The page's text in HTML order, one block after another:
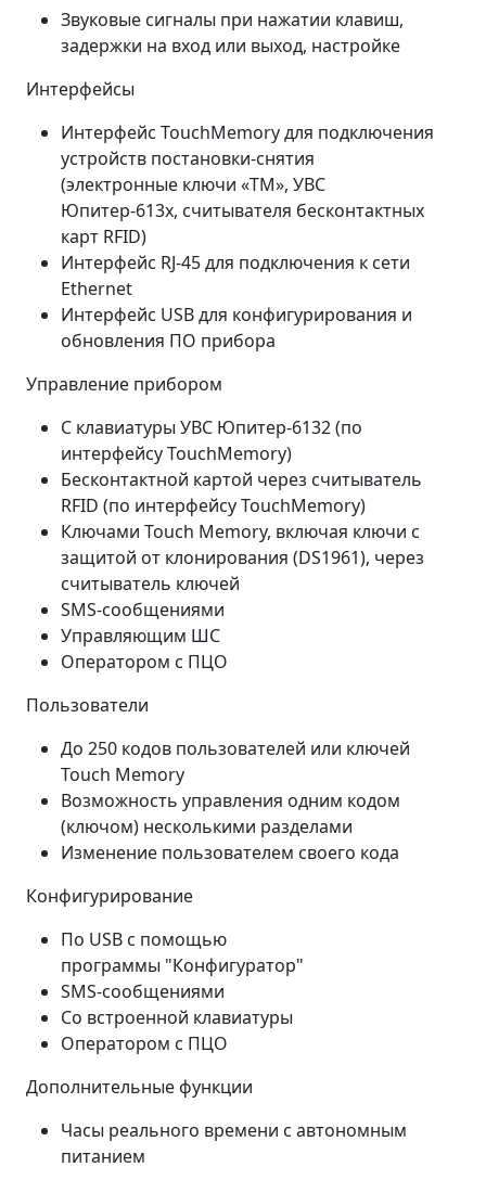
Звуковые сигналы при нажатии клавиш,
задержки на вход или выход, настройке
Интерфейсы
Интерфейс TouchMemory для подключения
устройств постановки-снятия
(электронные ключи «ТМ», УВС
Юпитер-613х, считывателя бесконтактных
карт RFID)
Интерфейс RJ-45 для подключения к сети
Ethernet
Интерфейс USB для конфигурирования и
обновления ПО прибора
Управление прибором
С клавиатуры УВС Юпитер-6132 (по
интерфейсу TouchMemory)
Бесконтактной картой через считыватель
RFID (по интерфейсу TouchMemory)
Ключами Touch Memory, включая ключи с
защитой от клонирования (DS1961), через
считыватель ключей
SMS-сообщениями
Управляющим ШС
Оператором с ПЦО
Пользователи
До 250 кодов пользователей или ключей
Touch Memory
Возможность управления одним кодом
(ключом) несколькими разделами
Изменение пользователем своего кода
Конфигурирование
По USB с помощью
программы "Конфигуратор"
SMS-сообщениями
Со встроенной клавиатуры
Оператором с ПЦО
Дополнительные функции
Часы реального времени с автономным
питанием